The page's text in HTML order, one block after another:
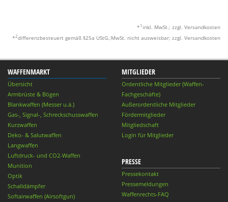
* 1 inkl. MwSt.; zzgl. Versandkosten
*2differenzbesteuert gemäß §25a UStG.;MwSt. nicht ausweisbar; zzgl. Versandkosten
WAFFENMARKT
Übersicht
Armbrüste & Bögen
Blankwaffen (Messer u.ä.)
Gas-, Signal-, Schreckschusswaffen
Kurzwaffen
Deko- & Salutwaffen
Langwaffen
Luftdruck- und CO2-Waffen
Munition
Optik
Schalldämpfer
Softairwaffen (Airsoftgun)
MITGLIEDER
Ordentliche Mitglieder (Waffen-
Fachgeschäfte)
Außerordentliche Mitglieder
Fördermitglieder
Mitgliedschaft
Login für Mitglieder
PRESSE
Pressekontakt
Pressemeldungen
Waffenrechts-FAQ